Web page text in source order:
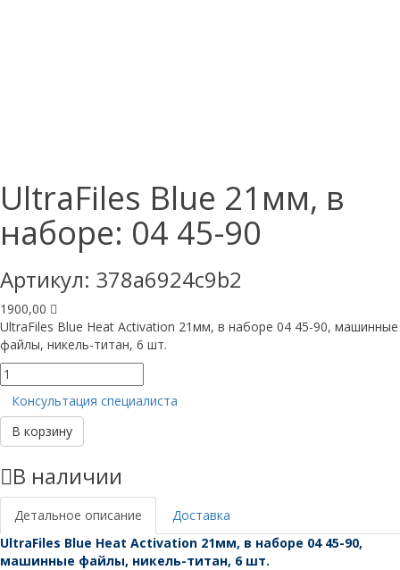
UltraFiles Blue 21мм, в
наборе: 04 45-90
Артикул: 378a6924c9b2
1900,00
UltraFiles Blue Heat Activation 21мм, в наборе 04 45-90, машинные
файлы, никель-титан, 6 шт.
Количество
товара
UltraFiles
Blue
21мм,
наборе:
04
45-
90
Консультация специалиста
В корзину
В наличии
Детальное описание
Доставка
UltraFiles Blue Heat Activation 21мм, в наборе 04 45-90,
машинные файлы, никель-титан, 6 шт.